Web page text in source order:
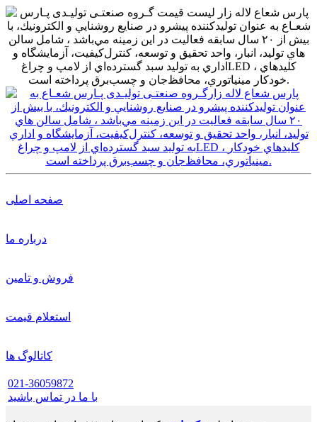
صفحه اصلی
درباره ما
فروش و تامین
استعلام قیمت
کاتالوگ ها
021-36059872
با ما در تماس باشید